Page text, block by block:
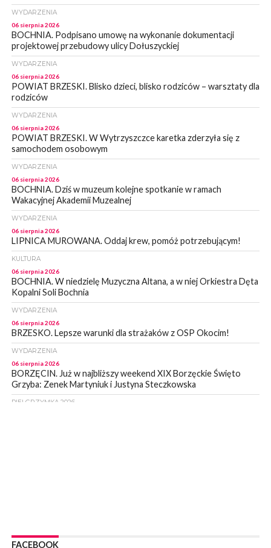
WYDARZENIA
06 sierpnia 2026
BOCHNIA. Podpisano umowę na wykonanie dokumentacji
projektowej przebudowy ulicy Dołuszyckiej
WYDARZENIA
06 sierpnia 2026
POWIAT BRZESKI. Blisko dzieci, blisko rodziców – warsztaty dla
rodziców
WYDARZENIA
06 sierpnia 2026
POWIAT BRZESKI. W Wytrzyszczce karetka zderzyła się z
samochodem osobowym
WYDARZENIA
06 sierpnia 2026
BOCHNIA. Dziś w muzeum kolejne spotkanie w ramach
Wakacyjnej Akademii Muzealnej
WYDARZENIA
06 sierpnia 2026
LIPNICA MUROWANA. Oddaj krew, pomóż potrzebującym!
KULTURA
06 sierpnia 2026
BOCHNIA. W niedzielę Muzyczna Altana, a w niej Orkiestra Dęta
Kopalni Soli Bochnia
WYDARZENIA
06 sierpnia 2026
BRZESKO. Lepsze warunki dla strażaków z OSP Okocim!
WYDARZENIA
06 sierpnia 2026
BORZĘCIN. Już w najbliższy weekend XIX Borzęckie Święto
Grzyba: Zenek Martyniuk i Justyna Steczkowska
PIELGRZYMKA 2026
[PROGRAM]
FACEBOOK